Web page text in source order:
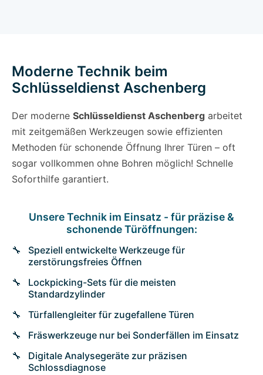
Moderne Technik beim
Schlüsseldienst Aschenberg
Der moderne Schlüsseldienst Aschenberg arbeitet
mit zeitgemäßen Werkzeugen sowie effizienten
Methoden für schonende Öffnung Ihrer Türen – oft
sogar vollkommen ohne Bohren möglich! Schnelle
Soforthilfe garantiert.
Unsere Technik im Einsatz - für präzise &
schonende Türöffnungen:
Speziell entwickelte Werkzeuge für
zerstörungsfreies Öffnen
Lockpicking-Sets für die meisten
Standardzylinder
Türfallengleiter für zugefallene Türen
Fräswerkzeuge nur bei Sonderfällen im Einsatz
Digitale Analysegeräte zur präzisen
Schlossdiagnose